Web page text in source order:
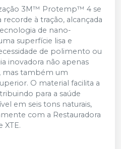
3M™ Protemp™ 4 se
à tração, alcançada
de nano-
superfície lisa e
de polimento ou
inovadora não apenas
mas também um
O material facilita a
para a saúde
em seis tons naturais,
com a Restauradora
XTE.